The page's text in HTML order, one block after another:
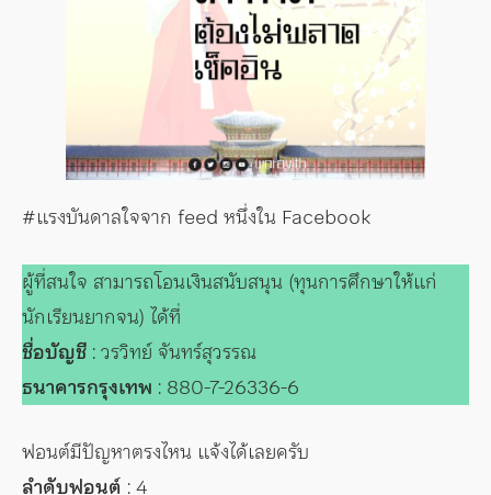
#แรงบันดาลใจจาก feed หนึ่งใน Facebook
ผู้ที่สนใจ สามารถโอนเงินสนับสนุน (ทุนการศึกษาให้แก่
นักเรียนยากจน) ได้ที่
ชื่อบัญชี : วรวิทย์ จันทร์สุวรรณ
ธนาคารกรุงเทพ : 880-7-26336-6
ฟอนต์มีปัญหาตรงไหน แจ้งได้เลยครับ
ลำดับฟอนต์ : 4